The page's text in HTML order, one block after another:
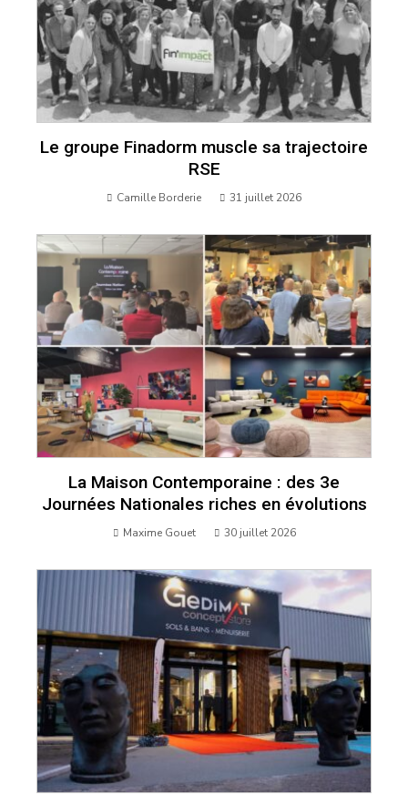
Le groupe Finadorm muscle sa trajectoire
RSE
Camille Borderie 31 juillet 2026
La Maison Contemporaine : des 3e
Journées Nationales riches en évolutions
Maxime Gouet 30 juillet 2026